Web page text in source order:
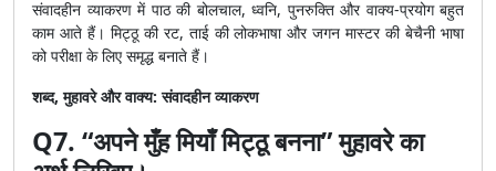
संवादहीन व्याकरण में पाठ की बोलचाल, ध्वनि, पुनरुक्ति और वाक्य-प्रयोग बहुत
काम आते हैं। मिट्ठू की रट, ताई की लोकभाषा और जगन मास्टर की बेचैनी भाषा
को परीक्षा के लिए समृद्ध बनाते हैं।
शब्द, मुहावरे और वाक्य: संवादहीन व्याकरण
Q7. “अपने मुँह मियाँ मिट्ठू बनना” मुहावरे का